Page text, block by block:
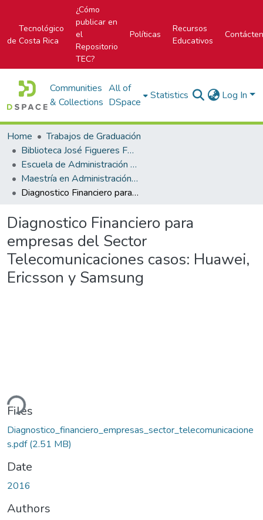
Tecnológico
de Costa Rica
¿Cómo
publicar en
el
Repositorio
TEC?
Políticas
Recursos
Educativos
Communities
& Collections
All of
DSpace
Statistics Log In
Home
Trabajos de Graduación
Biblioteca José Figueres Ferrer
Escuela de Administración de Empresas
Maestría en Administración de Empresas
Diagnostico Financiero para empresas del Sector Telecomunicaciones casos: Huawei, Ericsson y Samsung
Diagnostico Financiero para
empresas del Sector
Telecomunicaciones casos: Huawei,
Ericsson y Samsung
Files
Diagnostico_financiero_empresas_sector_telecomunicacione
s.pdf(2.51 MB)
Date
2016
Authors